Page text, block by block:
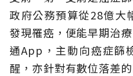
政府公務預算從28億大
發現罹癌，便能早期治
通App，主動向癌症篩
醒，亦針對有數位落差